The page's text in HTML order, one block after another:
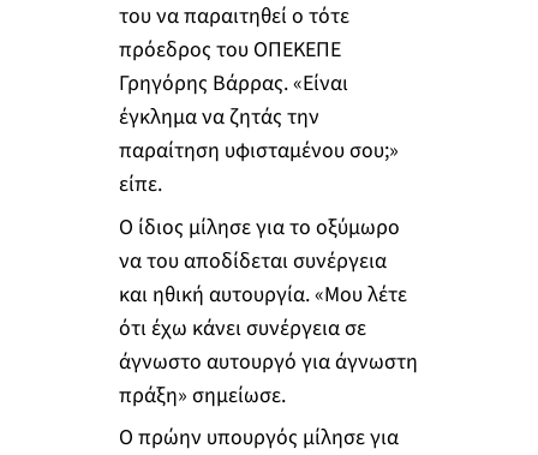
του να παραιτηθεί ο τότε
πρόεδρος του ΟΠΕΚΕΠΕ
Γρηγόρης Βάρρας. «Είναι
έγκλημα να ζητάς την
παραίτηση υφισταμένου σου;»
είπε.
Ο ίδιος μίλησε για το οξύμωρο
να του αποδίδεται συνέργεια
και ηθική αυτουργία. «Μου λέτε
ότι έχω κάνει συνέργεια σε
άγνωστο αυτουργό για άγνωστη
πράξη» σημείωσε.
Ο πρώην υπουργός μίλησε για